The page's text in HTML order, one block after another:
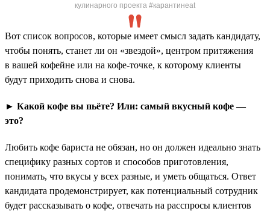
кулинарного проекта #карантинeat
Вот список вопросов, которые имеет смысл задать кандидату,
чтобы понять, станет ли он «звездой», центром притяжения
в вашей кофейне или на кофе-точке, к которому клиенты
будут приходить снова и снова.
► Какой кофе вы пьёте? Или: самый вкусный кофе —
это?
Любить кофе бариста не обязан, но он должен идеально знать
специфику разных сортов и способов приготовления,
понимать, что вкусы у всех разные, и уметь общаться. Ответ
кандидата продемонстрирует, как потенциальный сотрудник
будет рассказывать о кофе, отвечать на расспросы клиентов